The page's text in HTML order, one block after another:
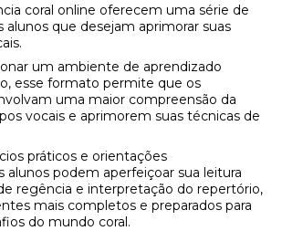
coral online oferecem uma série de
alunos que desejam aprimorar suas
um ambiente de aprendizado
esse formato permite que os
uma maior compreensão da
vocais e aprimorem suas técnicas de
práticos e orientações
alunos podem aperfeiçoar sua leitura
regência e interpretação do repertório,
mais completos e preparados para
do mundo coral.